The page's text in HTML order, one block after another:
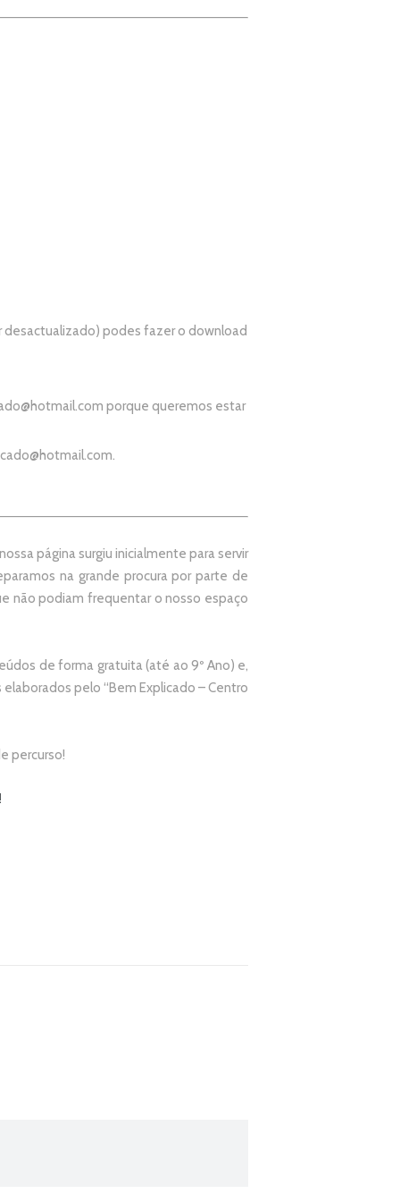
podes fazer o download
porque queremos estar
.
página surgiu inicialmente para servir
na grande procura por parte de
não podiam frequentar o nosso espaço
de forma gratuita (até ao 9º Ano) e,
pelo “Bem Explicado – Centro
percurso!